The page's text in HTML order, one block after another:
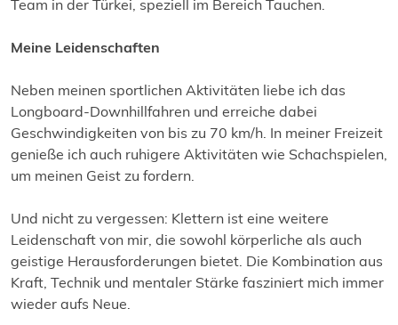
Team in der Türkei, speziell im Bereich Tauchen.
Meine Leidenschaften
Neben meinen sportlichen Aktivitäten liebe ich das
Longboard-Downhillfahren und erreiche dabei
Geschwindigkeiten von bis zu 70 km/h. In meiner Freizeit
genieße ich auch ruhigere Aktivitäten wie Schachspielen,
um meinen Geist zu fordern.
Und nicht zu vergessen: Klettern ist eine weitere
Leidenschaft von mir, die sowohl körperliche als auch
geistige Herausforderungen bietet. Die Kombination aus
Kraft, Technik und mentaler Stärke fasziniert mich immer
wieder aufs Neue.